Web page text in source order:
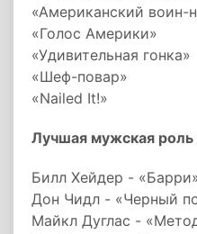
«Американский воин-
«Голос Америки»
«Удивительная гонка»
«Шеф-повар»
«Nailed It!»
Лучшая мужская
Билл Хейдер -
Дон Чидл - «Черный
Майкл Дуглас -